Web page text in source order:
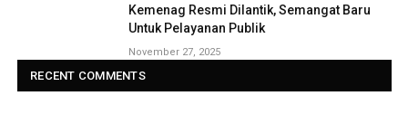
Kemenag Resmi Dilantik, Semangat Baru
Untuk Pelayanan Publik
November 27, 2025
RECENT COMMENTS